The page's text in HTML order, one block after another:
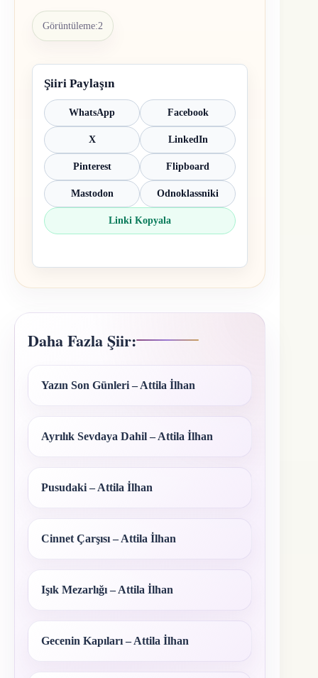
Görüntüleme:2
Şiiri Paylaşın
WhatsApp Facebook
X LinkedIn
Pinterest Flipboard
Mastodon Odnoklassniki
Linki Kopyala
Daha Fazla Şiir:
Yazın Son Günleri – Attila İlhan
Ayrılık Sevdaya Dahil – Attila İlhan
Pusudaki – Attila İlhan
Cinnet Çarşısı – Attila İlhan
Işık Mezarlığı – Attila İlhan
Gecenin Kapıları – Attila İlhan